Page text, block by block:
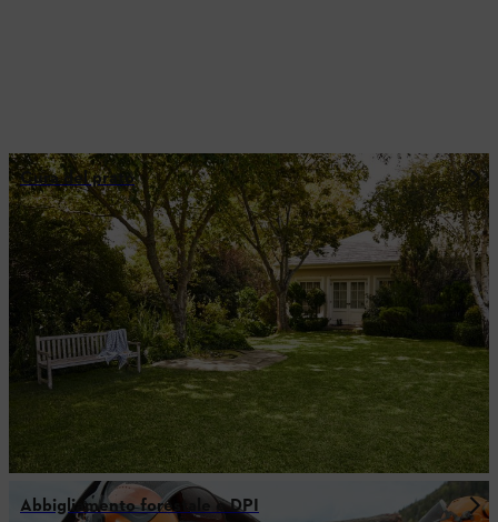
Cura del prato
Abbigliamento forestale e DPI